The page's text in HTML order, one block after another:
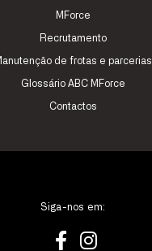
MForce
Recrutamento
de frotas e parcerias
Glossário ABC MForce
Contactos
Siga-nos em: